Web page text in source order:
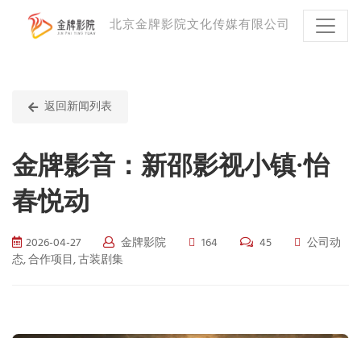
北京金牌影院文化传媒有限公司
返回新闻列表
金牌影音：新邵影视小镇·怡
春悦动
2026-04-27 金牌影院 164 45
公司动
态, 合作项目, 古装剧集